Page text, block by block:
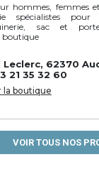
hommes, femmes
spécialistes pour
sac et
boutique
Leclerc, 62370
21 35 32 60
la boutique
VOIR TOUS NOS